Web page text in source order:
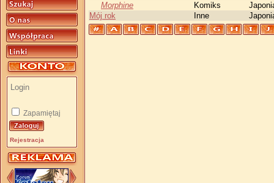
Zapamiętaj
Rejestracja
Morphine
Komiks
Mój rok
Inne